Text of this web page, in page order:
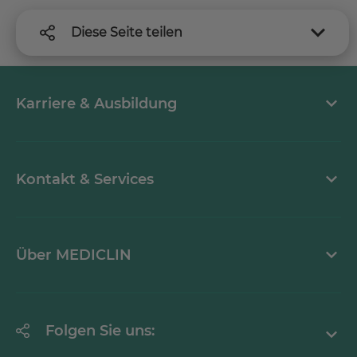
Diese Seite teilen
Karriere & Ausbildung
Kontakt & Services
Über MEDICLIN
Folgen Sie uns: